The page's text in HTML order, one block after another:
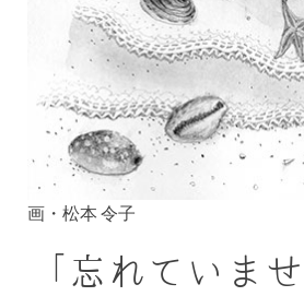
画・松本 令子
「忘れていま